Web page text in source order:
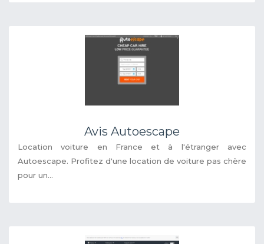
Avis Autoescape
Location voiture en France et à l'étranger avec
Autoescape. Profitez d'une location de voiture pas chère
pour un...